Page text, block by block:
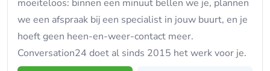
moeiteloos: binnen een minuut bellen we je, plannen
we een afspraak bij een specialist in jouw buurt, en je
hoeft geen heen-en-weer-contact meer.
Conversation24 doet al sinds 2015 het werk voor je.